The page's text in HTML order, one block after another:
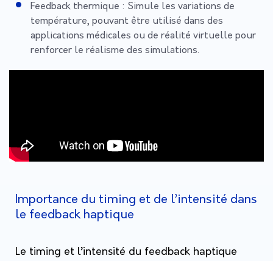
Feedback thermique : Simule les variations de
température, pouvant être utilisé dans des
applications médicales ou de réalité virtuelle pour
renforcer le réalisme des simulations.
Importance du timing et de l’intensité dans
le feedback haptique
Le timing et l’intensité du feedback haptique